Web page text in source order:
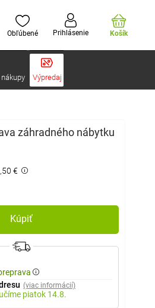
Obľúbené Prihlásenie Košík
Výpredaj
záhradného nábytku
€
Kúpiť
(viac informácií)
piatok 14.8.